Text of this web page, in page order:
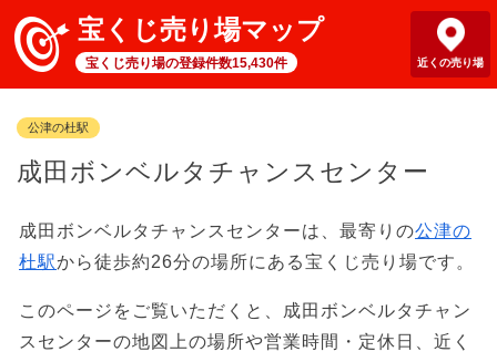
宝くじ売り場マップ
宝くじ売り場の登録件数15,430件 近くの売り場
公津の杜駅
成田ボンベルタチャンスセンター
成田ボンベルタチャンスセンターは、最寄りの公津の
杜駅から徒歩約26分の場所にある宝くじ売り場です。
このページをご覧いただくと、成田ボンベルタチャン
スセンターの地図上の場所や営業時間・定休日、近く